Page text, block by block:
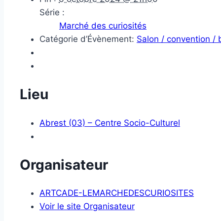
Série :
Marché des curiosités
Catégorie d’Évènement: Salon / convention /
Lieu
Abrest (03) – Centre Socio-Culturel
Organisateur
ARTCADE-LEMARCHEDESCURIOSITES
Voir le site Organisateur